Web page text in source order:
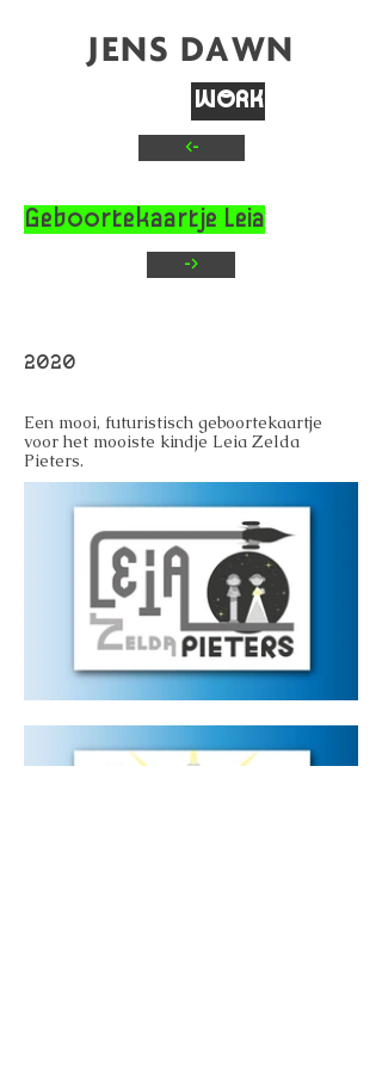
JENS DAWN
WORK
CONTACT
<-
Geboortekaartje Leia
->
2020
Een mooi, futuristisch geboortekaartje
voor het mooiste kindje Leia Zelda
Pieters.